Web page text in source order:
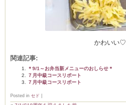
かわいい♡
関連記事:
＊9/1～お弁当新メニューのおしらせ＊
７月中級コースリポート
７月中級コースリポート
Posted in セド